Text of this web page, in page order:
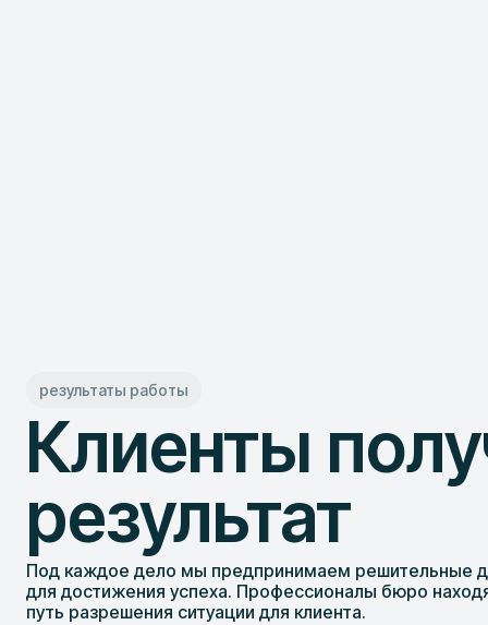
результаты работы
Клиенты
результат
Под каждое дело мы предпринимаем решительные
для достижения успеха. Профессионалы бюро
путь разрешения ситуации для клиента.